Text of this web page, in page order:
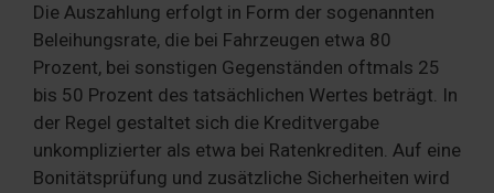
Die Auszahlung erfolgt in Form der sogenannten
Beleihungsrate, die bei Fahrzeugen etwa 80
Prozent, bei sonstigen Gegenständen oftmals 25
bis 50 Prozent des tatsächlichen Wertes beträgt. In
der Regel gestaltet sich die Kreditvergabe
unkomplizierter als etwa bei Ratenkrediten. Auf eine
Bonitätsprüfung und zusätzliche Sicherheiten wird